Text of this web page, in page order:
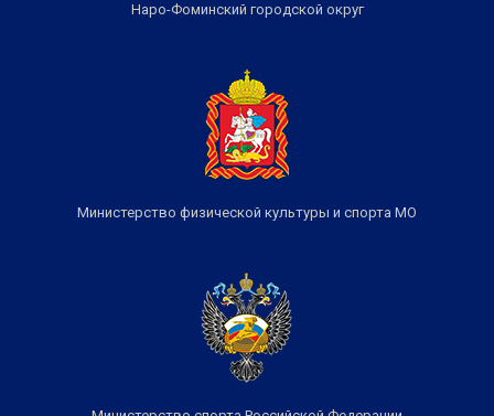
Наро-Фоминский городской округ
Министерство физической культуры и спорта МО